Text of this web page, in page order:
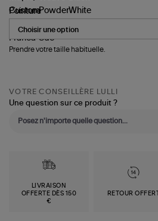
Pointure
Prendre votre taille habituelle.
VOTRE CONSEILLÈRE LULLI
Une question sur ce produit ?
LIVRAISON
OFFERTE DÈS 150
€
RETOUR OFFERT